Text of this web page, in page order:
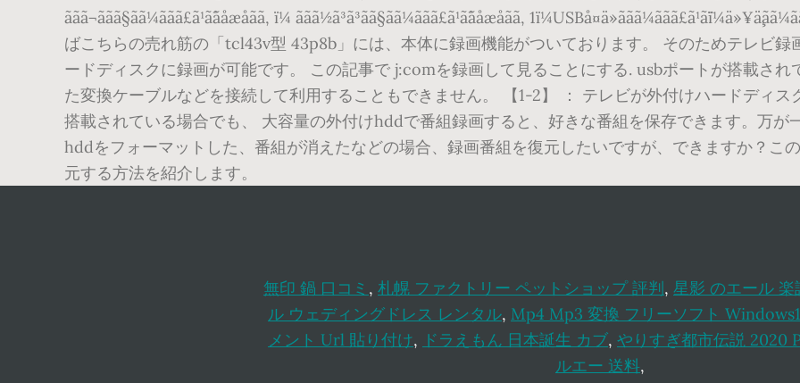
ããã¬ããã§ãã¼ããã£ã¹ã¯ãåæåãã, ï¼ ããã½ã³ã³ãã§ãã¼ããã£ã¹ã¯ãåæåãã,
ばこちらの売れ筋の「tcl43v型 43p8b」には、本体に録画機能がついております。 そのためテレビ
ードディスクに録画が可能です。 この記事で j:comを録画して見ることにする. usbポートが搭載さ
た変換ケーブルなどを接続して利用することもできません。 【1-2】 ： テレビが外付けハードディ
搭載されている場合でも、 大容量の外付けhddで番組録画すると、好きな番組を保存できます。万が
hddをフォーマットした、番組が消えたなどの場合、録画番組を復元したいですが、できますか？こ
元する方法を紹介します。
無印 鍋 口コミ , 札幌 ファクトリー ペットショップ 評判, 星影 のエール
ル ウェディングドレス レンタル, Mp4 Mp3 変換 フリーソフト
メント Url 貼り付け, ドラえもん 日本誕生 カブ, やりすぎ都市伝説 2020
ルエー 送料,